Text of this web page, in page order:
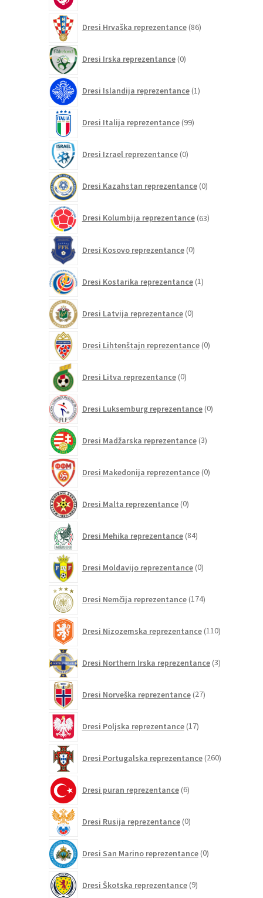
Dresi Hrvaška reprezentance 86izdelkov
Dresi Irska reprezentance 0izdelkov
Dresi Islandija reprezentance 1izdelek
Dresi Italija reprezentance 99izdelkov
Dresi Izrael reprezentance 0izdelkov
Dresi Kazahstan reprezentance 0izdelkov
Dresi Kolumbija reprezentance 63izdelkov
Dresi Kosovo reprezentance 0izdelkov
Dresi Kostarika reprezentance 1izdelek
Dresi Latvija reprezentance 0izdelkov
Dresi Lihtenštajn reprezentance 0izdelkov
Dresi Litva reprezentance 0izdelkov
Dresi Luksemburg reprezentance 0izdelkov
Dresi Madžarska reprezentance 3izdelki
Dresi Makedonija reprezentance 0izdelkov
Dresi Malta reprezentance 0izdelkov
Dresi Mehika reprezentance 84izdelkov
Dresi Moldavijo reprezentance 0izdelkov
Dresi Nemčija reprezentance 174izdelkov
Dresi Nizozemska reprezentance 110izdelkov
Dresi Northern Irska reprezentance 3izdelki
Dresi Norveška reprezentance 27izdelkov
Dresi Poljska reprezentance 17izdelkov
Dresi Portugalska reprezentance 260izdelkov
Dresi puran reprezentance 6izdelkov
Dresi Rusija reprezentance 0izdelkov
Dresi San Marino reprezentance 0izdelkov
Dresi Škotska reprezentance 9izdelkov